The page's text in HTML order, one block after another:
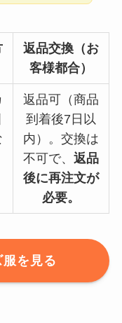
返品交換（お
客様都合）
返品可（商品
到着後7日以
内）。交換は
不可で、 返品
後に再注文が
必要。
を見る